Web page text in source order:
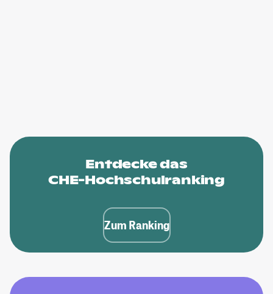
Entdecke das
CHE-Hochschulranking
Zum Ranking